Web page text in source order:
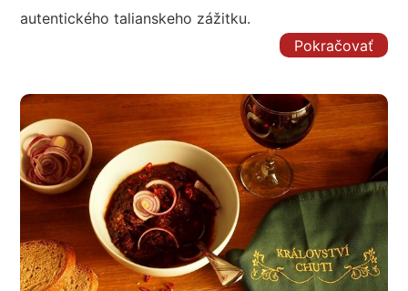
autentického talianskeho zážitku.
Pokračovať